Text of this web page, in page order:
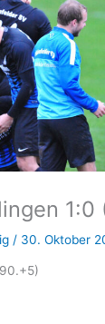
1:0
/ 30. Oktober